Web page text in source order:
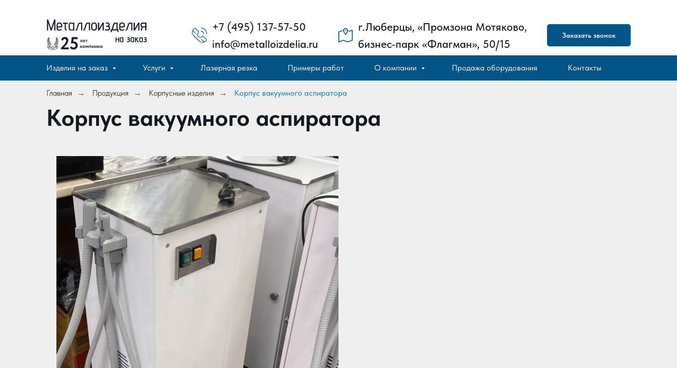
+7 (495) 137-57-50
info@metalloizdelia.ru
г.Люберцы, «Промзона Мотяково,
бизнес-парк «Флагман», 50/15
Заказать звонок
Изделия на заказ Услуги Лазерная резка Примеры работ О компании Продажа оборудования Контакты
Главная → Продукция → Корпусные изделия → Корпус вакуумного аспиратора
Корпус вакуумного аспиратора